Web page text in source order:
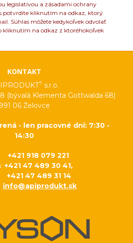
legislatívou a zásadami ochrany
potvrdíte kliknutím na odkaz, ktorý
Súhlas môžete kedykoľvek odvolať
kliknutím na odkaz z ktoréhokoľvek
KONTAKT
® s.r.o.
(bývalá Klementa Gottwalda 68)
991 06 Želovce
- len pracovné dni: 7:30 -
14:30
+421 918 079 221
+421 47 489 30 41,
47 489 31 14
info@apiprodukt.sk